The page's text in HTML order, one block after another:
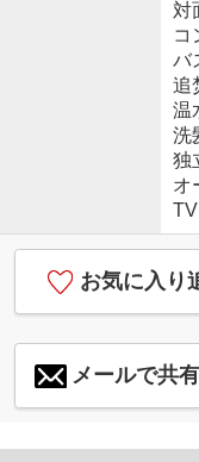
対
コ
バ
追
温
洗
独
オ
お気に入り
メールで共